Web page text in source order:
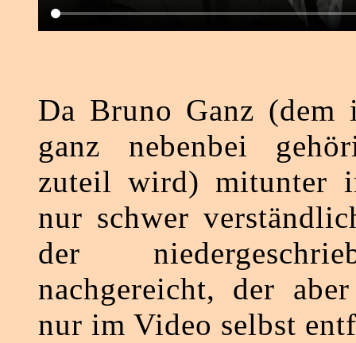
Da Bruno Ganz (dem
ganz nebenbei
zuteil wird) mitunter
nur schwer
der
nachgereicht, der
nur im Video selbst